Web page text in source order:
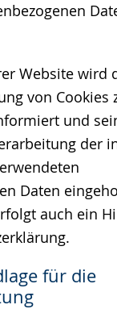
Website wird
von Cookies
und
der
Daten
auch ein
für die